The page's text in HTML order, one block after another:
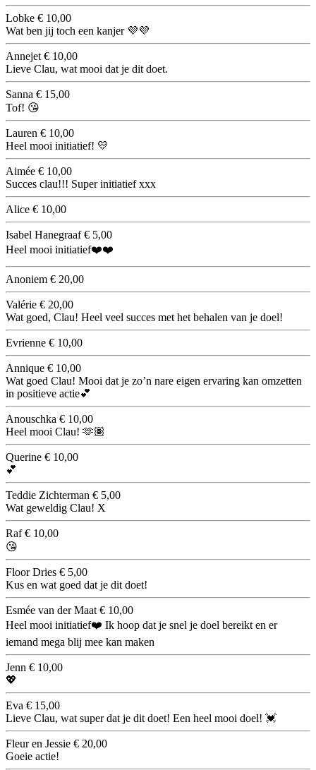
Lobke € 10,00
Wat ben jij toch een kanjer 💜💜
Annejet € 10,00
Lieve Clau, wat mooi dat je dit doet.
Sanna € 15,00
Tof! 😘
Lauren € 10,00
Heel mooi initiatief! 💛
Aimée € 10,00
Succes clau!!! Super initiatief xxx
Alice € 10,00
Isabel Hanegraaf € 5,00
Heel mooi initiatief❤️❤️
Anoniem € 20,00
Valérie € 20,00
Wat goed, Clau! Heel veel succes met het behalen van je doel!
Evrienne € 10,00
Annique € 10,00
Wat goed Clau! Mooi dat je zo’n nare eigen ervaring kan omzetten
in positieve actie💕
Anouschka € 10,00
Heel mooi Clau! 🫶🏽
Querine € 10,00
💕
Teddie Zichterman € 5,00
Wat geweldig Clau! X
Raf € 10,00
😘
Floor Dries € 5,00
Kus en wat goed dat je dit doet!
Esmée van der Maat € 10,00
Heel mooi initiatief❤️ Ik hoop dat je snel je doel bereikt en er
iemand mega blij mee kan maken
Jenn € 10,00
💖
Eva € 15,00
Lieve Clau, wat super dat je dit doet! Een heel mooi doel! 💓
Fleur en Jessie € 20,00
Goeie actie!